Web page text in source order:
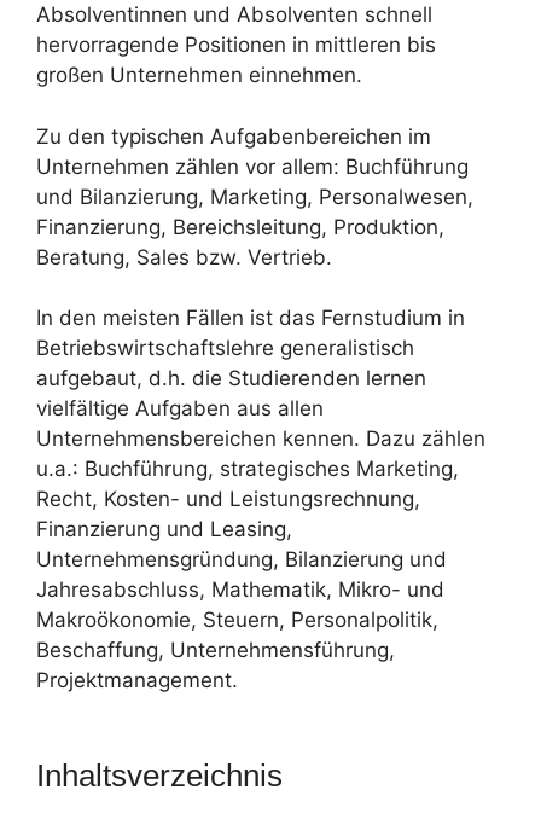
Absolventinnen und Absolventen schnell
hervorragende Positionen in mittleren bis
großen Unternehmen einnehmen.
Zu den typischen Aufgabenbereichen im
Unternehmen zählen vor allem: Buchführung
und Bilanzierung, Marketing, Personalwesen,
Finanzierung, Bereichsleitung, Produktion,
Beratung, Sales bzw. Vertrieb.
In den meisten Fällen ist das Fernstudium in
Betriebswirtschaftslehre generalistisch
aufgebaut, d.h. die Studierenden lernen
vielfältige Aufgaben aus allen
Unternehmensbereichen kennen. Dazu zählen
u.a.: Buchführung, strategisches Marketing,
Recht, Kosten- und Leistungsrechnung,
Finanzierung und Leasing,
Unternehmensgründung, Bilanzierung und
Jahresabschluss, Mathematik, Mikro- und
Makroökonomie, Steuern, Personalpolitik,
Beschaffung, Unternehmensführung,
Projektmanagement.
Inhaltsverzeichnis